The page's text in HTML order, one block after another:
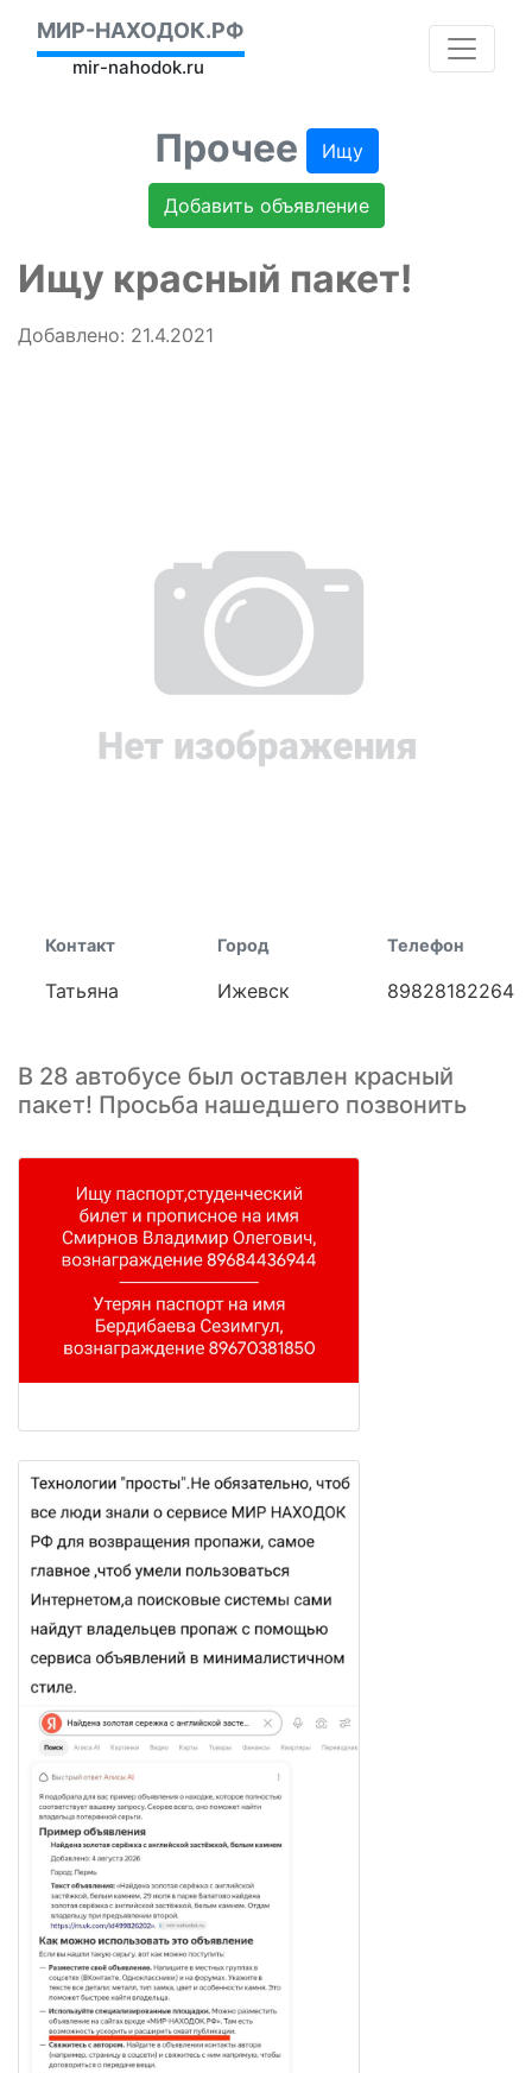
МИР-НАХОДОК.РФ
mir-nahodok.ru
Прочее Ищу
Добавить объявление
Ищу красный пакет!
Добавлено: 21.4.2021
Контакт
Татьяна
Город
Ижевск
Телефон
89828182264
В 28 автобусе был оставлен красный
пакет! Просьба нашедшего позвонить